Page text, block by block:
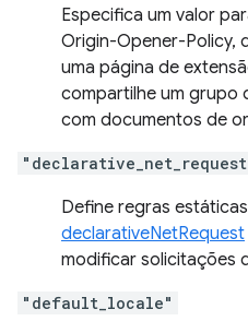
Especifica um valor
Origin-Opener-Policy,
uma página de
compartilhe um grupo
com documentos de
Define regras
declarativeNetRequest
modificar solicitações
"default_locale"